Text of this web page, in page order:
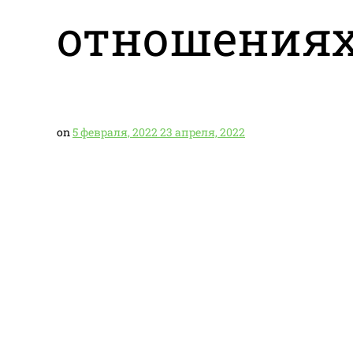
on5 февраля, 2022 23 апреля, 2022